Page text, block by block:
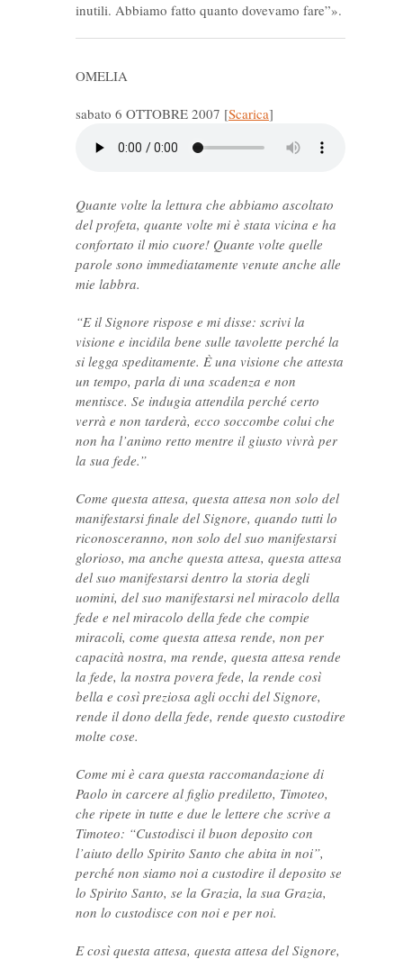
inutili. Abbiamo fatto quanto dovevamo fare”».
OMELIA
sabato 6 OTTOBRE 2007 [Scarica]
Quante volte la lettura che abbiamo ascoltato
del profeta, quante volte mi è stata vicina e ha
confortato il mio cuore! Quante volte quelle
parole sono immediatamente venute anche alle
mie labbra.
“E il Signore rispose e mi disse: scrivi la
visione e incidila bene sulle tavolette perché la
si legga speditamente. È una visione che attesta
un tempo, parla di una scadenza e non
mentisce. Se indugia attendila perché certo
verrà e non tarderà, ecco soccombe colui che
non ha l’animo retto mentre il giusto vivrà per
la sua fede.”
Come questa attesa, questa attesa non solo del
manifestarsi finale del Signore, quando tutti lo
riconosceranno, non solo del suo manifestarsi
glorioso, ma anche questa attesa, questa attesa
del suo manifestarsi dentro la storia degli
uomini, del suo manifestarsi nel miracolo della
fede e nel miracolo della fede che compie
miracoli, come questa attesa rende, non per
capacità nostra, ma rende, questa attesa rende
la fede, la nostra povera fede, la rende così
bella e così preziosa agli occhi del Signore,
rende il dono della fede, rende questo custodire
molte cose.
Come mi è cara questa raccomandazione di
Paolo in carcere al figlio prediletto, Timoteo,
che ripete in tutte e due le lettere che scrive a
Timoteo: “Custodisci il buon deposito con
l’aiuto dello Spirito Santo che abita in noi”,
perché non siamo noi a custodire il deposito se
lo Spirito Santo, se la Grazia, la sua Grazia,
non lo custodisce con noi e per noi.
E così questa attesa, questa attesa del Signore,